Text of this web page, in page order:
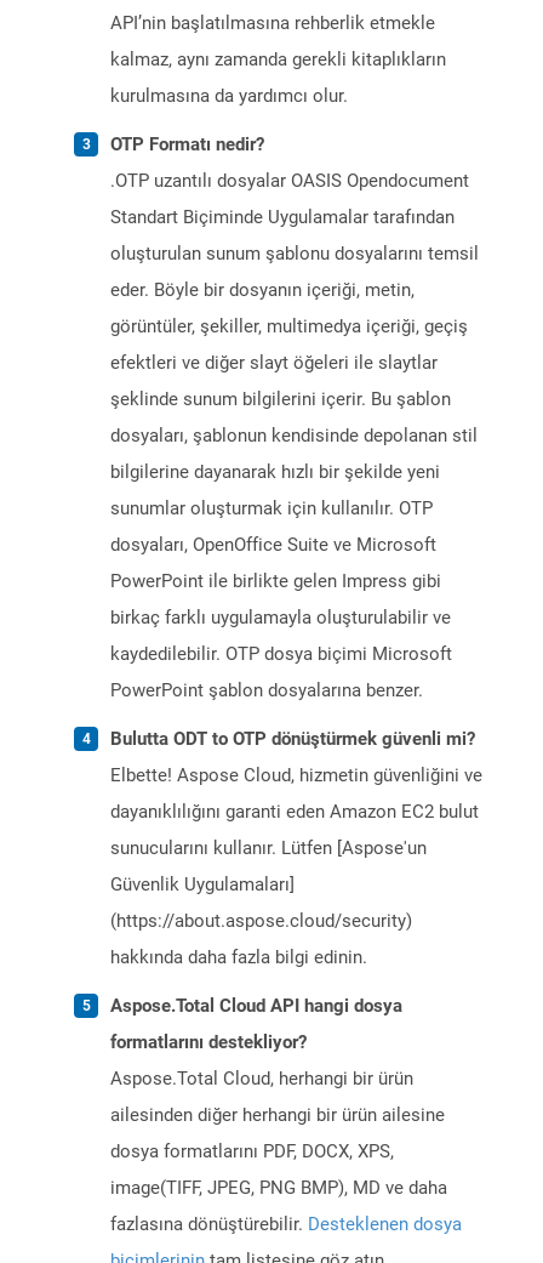
API’nin başlatılmasına rehberlik etmekle
kalmaz, aynı zamanda gerekli kitaplıkların
kurulmasına da yardımcı olur.
OTP Formatı nedir?
.OTP uzantılı dosyalar OASIS Opendocument
Standart Biçiminde Uygulamalar tarafından
oluşturulan sunum şablonu dosyalarını temsil
eder. Böyle bir dosyanın içeriği, metin,
görüntüler, şekiller, multimedya içeriği, geçiş
efektleri ve diğer slayt öğeleri ile slaytlar
şeklinde sunum bilgilerini içerir. Bu şablon
dosyaları, şablonun kendisinde depolanan stil
bilgilerine dayanarak hızlı bir şekilde yeni
sunumlar oluşturmak için kullanılır. OTP
dosyaları, OpenOffice Suite ve Microsoft
PowerPoint ile birlikte gelen Impress gibi
birkaç farklı uygulamayla oluşturulabilir ve
kaydedilebilir. OTP dosya biçimi Microsoft
PowerPoint şablon dosyalarına benzer.
Bulutta ODT to OTP dönüştürmek güvenli mi?
Elbette! Aspose Cloud, hizmetin güvenliğini ve
dayanıklılığını garanti eden Amazon EC2 bulut
sunucularını kullanır. Lütfen [Aspose'un
Güvenlik Uygulamaları]
(https://about.aspose.cloud/security)
hakkında daha fazla bilgi edinin.
Aspose.Total Cloud API hangi dosya
formatlarını destekliyor?
Aspose.Total Cloud, herhangi bir ürün
ailesinden diğer herhangi bir ürün ailesine
dosya formatlarını PDF, DOCX, XPS,
image(TIFF, JPEG, PNG BMP), MD ve daha
fazlasına dönüştürebilir. Desteklenen dosya